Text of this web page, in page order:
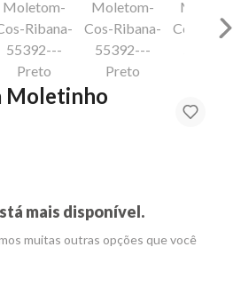
Moletinho
mais disponível.
muitas outras opções que você